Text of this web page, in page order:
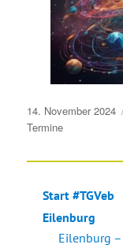
Veröffentlicht
am
14. November 2024
Termine
Start #TGVeb
Eilenburg
Eilenburg